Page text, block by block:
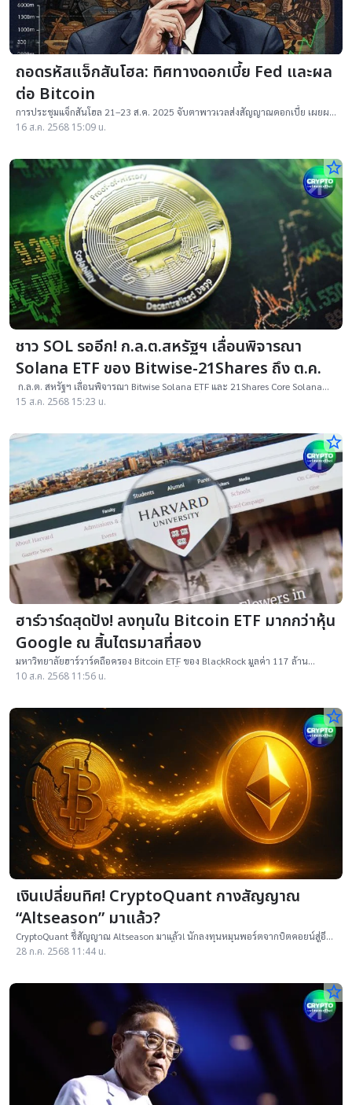
ถอดรหัสแจ็กสันโฮล: ทิศทางดอกเบี้ย Fed และผล
ต่อ Bitcoin
การประชุมแจ็กสันโฮล 21–23 ส.ค. 2025 จับตาพาวเวลส่งสัญญาณดอกเบี้ย เผยผล
สะเทือนต่อตลาดคริปโทฯ และการลงทุนใน Bitcoin
16 ส.ค. 2568 15:09 น.
star_border
ชาว SOL รออีก! ก.ล.ต.สหรัฐฯ เลื่อนพิจารณา
Solana ETF ของ Bitwise-21Shares ถึง ต.ค.
ก.ล.ต. สหรัฐฯ เลื่อนพิจารณา Bitwise Solana ETF และ 21Shares Core Solana
ETF ไป 16 ต.ค. 2025 ขอเวลาศึกษากฎเกณฑ์เพิ่ม
15 ส.ค. 2568 15:23 น.
star_border
ฮาร์วาร์ดสุดปัง! ลงทุนใน Bitcoin ETF มากกว่าหุ้น
Google ณ สิ้นไตรมาสที่สอง
มหาวิทยาลัยฮาร์วาร์ดถือครอง Bitcoin ETF ของ BlackRock มูลค่า 117 ล้าน
ดอลลาร์ แซงการลงทุนในหุ้น Google ณ สิ้นไตรมาสที่สอง
10 ส.ค. 2568 11:56 น.
star_border
เงินเปลี่ยนทิศ! CryptoQuant กางสัญญาณ
“Altseason” มาแล้ว?
CryptoQuant ชี้สัญญาณ Altseason มาแล้ว! นักลงทุนหมุนพอร์ตจากบิตคอยน์สู่อี
เธอร์และอัลต์คอยน์ดัน ETH แซง BTC ครั้งแรกรอบปี
28 ก.ค. 2568 11:44 น.
star_border